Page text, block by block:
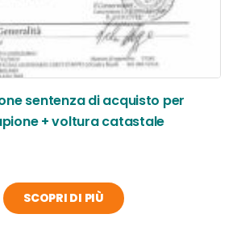
sentenza di acquisto per
+ voltura catastale
SCOPRI DI PIÙ